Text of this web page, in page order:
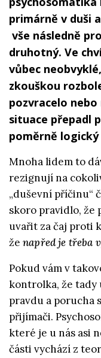
primárně v duši
vše následně
druhotný. Ve
vůbec
zkouškou
pozvracelo
situace přepadl
poměrně logický
Mnoha lidem to
rezignují na
„duševní příčinu“
skoro pravidlo, že
uvařit za čaj proti
že napřed je třeba
Pokud vám v
kontrolka, že tady
pravdu a porucha
přijímači.
které je u nás asi
části vychází z